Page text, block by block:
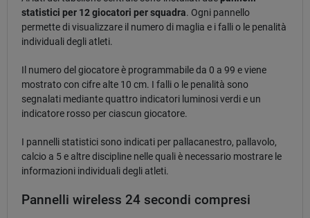
statistici per 12 giocatori per squadra. Ogni pannello
permette di visualizzare il numero di maglia e i falli o le penalità
individuali degli atleti.
Il numero del giocatore è programmabile da 0 a 99 e viene
mostrato con cifre alte 10 cm. I falli o le penalità sono
segnalati mediante quattro indicatori luminosi verdi e un
indicatore rosso per ciascun giocatore.
I pannelli statistici sono indicati per pallacanestro, pallavolo,
calcio a 5 e altre discipline nelle quali è necessario mostrare le
informazioni individuali degli atleti.
Pannelli wireless 24 secondi compresi